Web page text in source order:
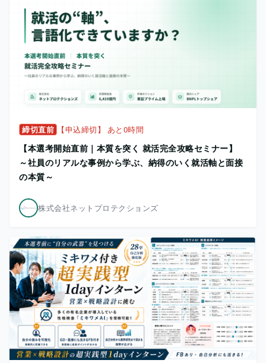
締切直前 【申込締切】 あと0時間
【本選考開始直前｜本質を突く 就活完全攻略セミナー】
～社員のリアルな事例から学ぶ、納得のいく就活軸と面接
の本質～
株式会社ネットプロテクションズ